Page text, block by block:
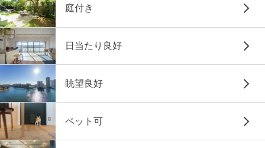
庭付き
日当たり良好
眺望良好
ペット可